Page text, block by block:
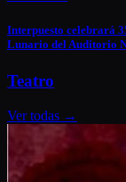
Interpuesto celebrará
Lunario del Auditorio
Teatro
Ver todas →